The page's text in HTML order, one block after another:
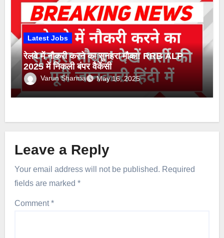
Latest Jobs
रेलवे में नौकरी करने का सुनहरा मौका! RRB ALP
2025 में निकली बंपर वैकेंसी
Varun Sharma May 16, 2025
Leave a Reply
Your email address will not be published. Required
fields are marked *
Comment*